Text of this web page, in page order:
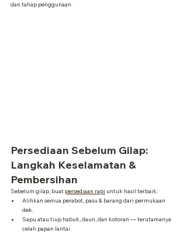
dan tahap penggunaan.
Persediaan Sebelum Gilap:
Langkah Keselamatan &
Pembersihan
Sebelum gilap, buat persediaan rapi untuk hasil terbaik:
Alihkan semua perabot, pasu & barang dari permukaan
dek.
Sapu atau tiup habuk, daun, dan kotoran — terutamanya
celah papan lantai.